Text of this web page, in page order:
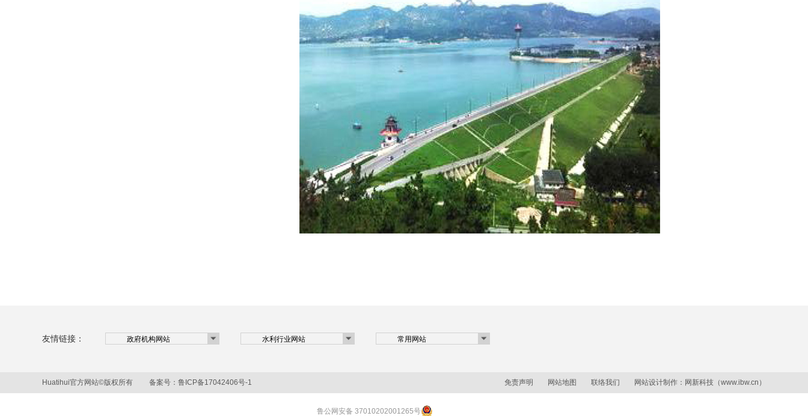
友情链接：
Huatihui官方网站©版权所有 备案号： 鲁ICP备17042406号-1 免责声明 网站地图 联络我们 网站设计制作： 网新科技 （www.ibw.cn ）
鲁公网安备 37010202001265号